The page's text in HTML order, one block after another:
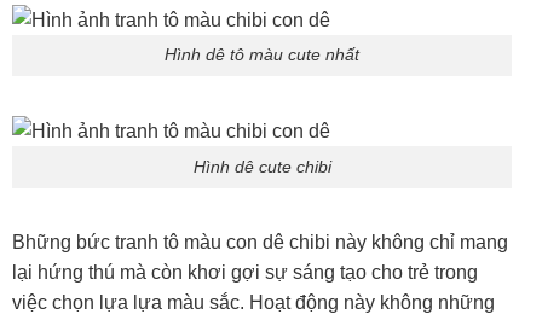
Hình dê tô màu cute nhất
Hình dê cute chibi
Bhững bức tranh tô màu con dê chibi này không chỉ mang
lại hứng thú mà còn khơi gợi sự sáng tạo cho trẻ trong
việc chọn lựa lựa màu sắc. Hoạt động này không những